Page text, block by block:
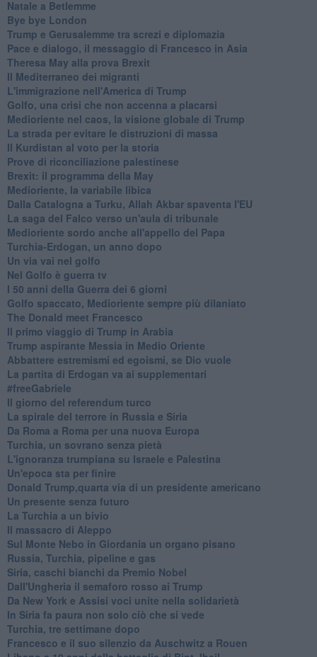
Natale a Betlemme
Bye bye London
Trump e Gerusalemme tra screzi e diplomazia
Pace e dialogo, il messaggio di Francesco in Asia
Theresa May alla prova Brexit
Il Mediterraneo dei migranti
L'immigrazione nell'America di Trump
Golfo, una crisi che non accenna a placarsi
Medioriente nel caos, la visione globale di Trump
La strada per evitare le distruzioni di massa
Il Kurdistan al voto per la storia
Prove di riconciliazione palestinese
Brexit: il programma della May
Medioriente, la variabile libica
Dalla Catalogna a Turku, Allah Akbar spaventa l'EU
La saga del Falco verso un'aula di tribunale
Medioriente sordo anche all'appello del Papa
Turchia-Erdogan, un anno dopo
Un via vai nel golfo
Nel Golfo è guerra tv
I 50 anni della Guerra dei 6 giorni
Golfo spaccato, Medioriente sempre più dilaniato
The Donald meet Francesco
Il primo viaggio di Trump in Arabia
Trump aspirante Messia in Medio Oriente
Abbattere estremismi ed egoismi, se Dio vuole
La partita di Erdogan va ai supplementari
#freeGabriele
Il giorno del referendum turco
La spirale del terrore in Russia e Siria
Da Roma a Roma per una nuova Europa
Turchia, un sovrano senza pietà
L'ignoranza trumpiana su Israele e Palestina
Un'epoca sta per finire
Donald Trump,quarta via di un presidente americano
Un presente senza futuro
La Turchia a un bivio
Il massacro di Aleppo
Sul Monte Nebo in Giordania un organo pisano
Russia, Turchia, pipeline e gas
Siria, caschi bianchi da Premio Nobel
Dall'Ungheria il semaforo rosso ai Trump
Da New York e Assisi voci unite nella solidarietà
In Siria fa paura non solo ciò che si vede
Turchia, tre settimane dopo
Francesco e il suo silenzio da Auschwitz a Rouen